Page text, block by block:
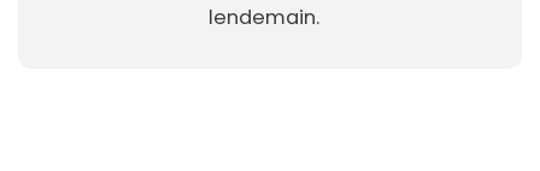
lendemain.